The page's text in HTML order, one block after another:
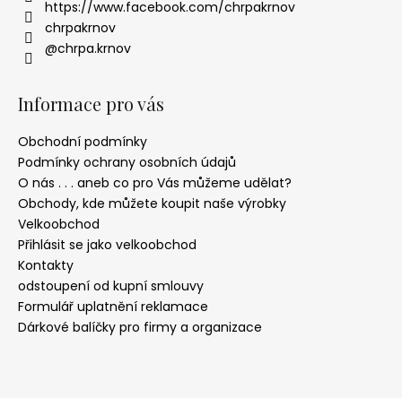
https://www.facebook.com/chrpakrnov
chrpakrnov
@chrpa.krnov
Informace pro vás
Obchodní podmínky
Podmínky ochrany osobních údajů
O nás . . . aneb co pro Vás můžeme udělat?
Obchody, kde můžete koupit naše výrobky
Velkoobchod
Přihlásit se jako velkoobchod
Kontakty
odstoupení od kupní smlouvy
Formulář uplatnění reklamace
Dárkové balíčky pro firmy a organizace